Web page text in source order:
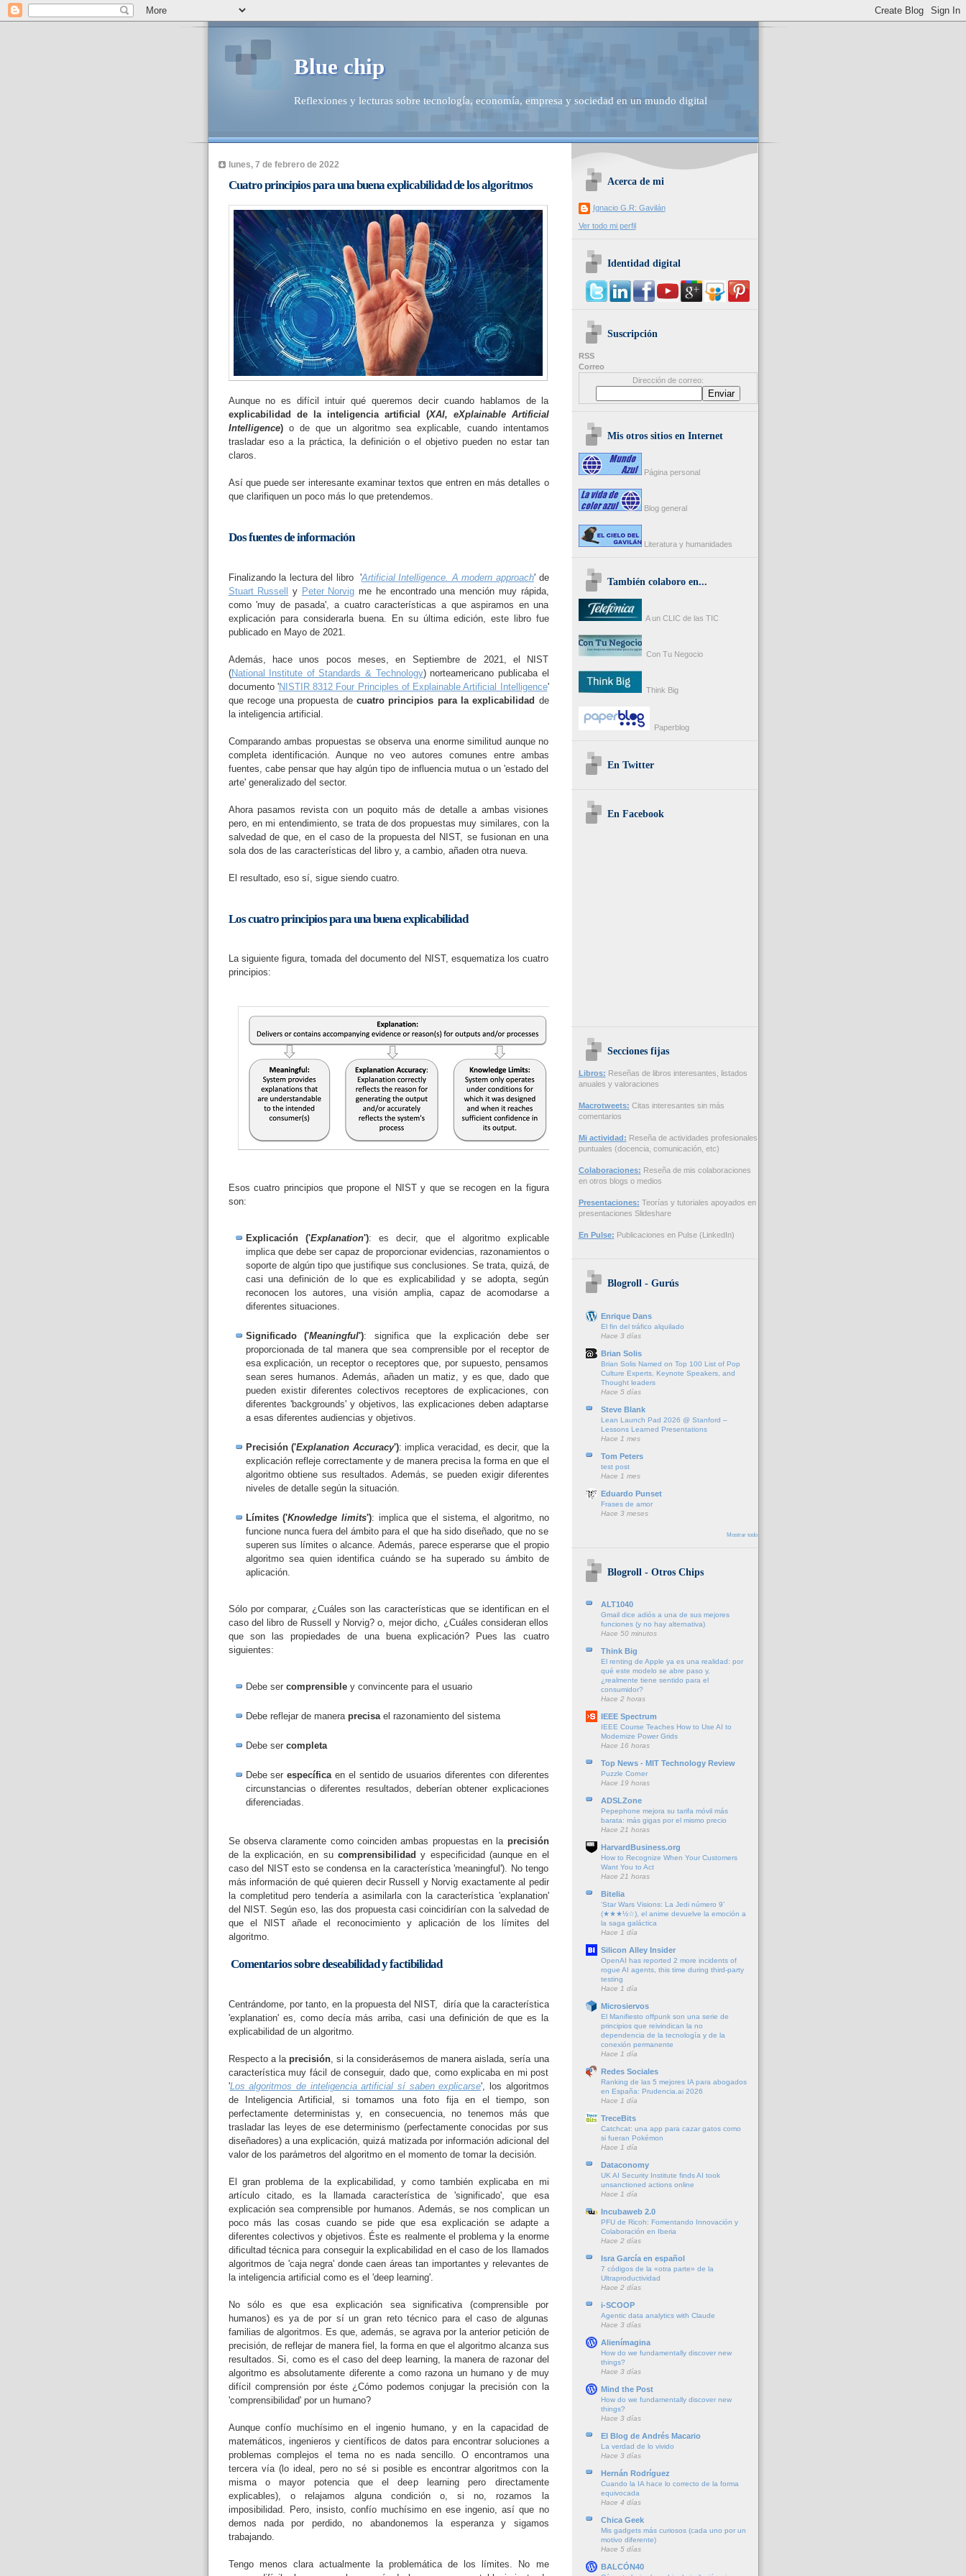
Blue chip
Reflexiones y lecturas sobre tecnología, economía, empresa y sociedad en un mundo digital
lunes, 7 de febrero de 2022
Cuatro principios para una buena explicabilidad de los algoritmos
Aunque no es difícil intuir qué queremos decir cuando hablamos de la
explicabilidad de la inteligencia artificial (XAI, eXplainable Artificial
Intelligence)o de que un algoritmo sea explicable, cuando intentamos
trasladar eso a la práctica, la definición o el objetivo pueden no estar tan
claros.
Así que puede ser interesante examinar textos que entren en más detalles o
que clarifiquen un poco más lo que pretendemos.
Dos fuentes de información
Finalizando la lectura del libro 'Artificial Intelligence. A modern approach' de
Stuart Russell y Peter Norvig me he encontrado una mención muy rápida,
como 'muy de pasada', a cuatro características a que aspiramos en una
explicación para considerarla buena. En su última edición, este libro fue
publicado en Mayo de 2021.
Además, hace unos pocos meses, en Septiembre de 2021, el NIST
(National Institute of Standards & Technology) norteamericano publicaba el
documento 'NISTIR 8312 Four Principles of Explainable Artificial Intelligence'
que recoge una propuesta de cuatro principios para la explicabilidad de
la inteligencia artificial.
Comparando ambas propuestas se observa una enorme similitud aunque no
completa identificación. Aunque no veo autores comunes entre ambas
fuentes, cabe pensar que hay algún tipo de influencia mutua o un 'estado del
arte' generalizado del sector.
Ahora pasamos revista con un poquito más de detalle a ambas visiones
pero, en mi entendimiento, se trata de dos propuestas muy similares, con la
salvedad de que, en el caso de la propuesta del NIST, se fusionan en una
sola dos de las características del libro y, a cambio, añaden otra nueva.
El resultado, eso sí, sigue siendo cuatro.
Los cuatro principios para una buena explicabilidad
La siguiente figura, tomada del documento del NIST, esquematiza los cuatro
principios:
Esos cuatro principios que propone el NIST y que se recogen en la figura
son:
Explicación ('Explanation'): es decir, que el algoritmo explicable
implica que debe ser capaz de proporcionar evidencias, razonamientos o
soporte de algún tipo que justifique sus conclusiones. Se trata, quizá, de
casi una definición de lo que es explicabilidad y se adopta, según
reconocen los autores, una visión amplia, capaz de acomodarse a
diferentes situaciones.
Significado ('Meaningful'): significa que la explicación debe ser
proporcionada de tal manera que sea comprensible por el receptor de
esa explicación, un receptor o receptores que, por supuesto, pensamos
sean seres humanos. Además, añaden un matiz, y es que, dado que
pueden existir diferentes colectivos receptores de explicaciones, con
diferentes 'backgrounds' y objetivos, las explicaciones deben adaptarse
a esas diferentes audiencias y objetivos.
Precisión ('Explanation Accuracy'): implica veracidad, es decir, que la
explicación refleje correctamente y de manera precisa la forma en que el
algoritmo obtiene sus resultados. Además, se pueden exigir diferentes
niveles de detalle según la situación.
Límites ('Knowledge limits'): implica que el sistema, el algoritmo, no
funcione nunca fuera del ámbito para el que ha sido diseñado, que no se
superen sus límites o alcance. Además, parece esperarse que el propio
algoritmo sea quien identifica cuándo se ha superado su ámbito de
aplicación.
Sólo por comparar, ¿Cuáles son las características que se identifican en el
caso del libro de Russell y Norvig? o, mejor dicho, ¿Cuáles consideran ellos
que son las propiedades de una buena explicación? Pues las cuatro
siguientes:
Debe ser comprensibley convincente para el usuario
Debe reflejar de manera precisael razonamiento del sistema
Debe ser completa
Debe serespecíficaen el sentido de usuarios diferentes con diferentes
circunstancias o diferentes resultados, deberían obtener explicaciones
diferenciadas.
Se observa claramente como coinciden ambas propuestas en la precisión
de la explicación, en su comprensibilidad y especificidad (aunque en el
caso del NIST esto se condensa en la característica 'meaningful'). No tengo
más información de qué quieren decir Russell y Norvig exactamente al pedir
la completitud pero tendería a asimilarla con la característica 'explanation'
del NIST. Según eso, las dos propuesta casi coincidirían con la salvedad de
que el NIST añade el reconocimiento y aplicación de los límites del
algoritmo.
Comentarios sobre deseabilidad y factibilidad
Centrándome, por tanto, en la propuesta del NIST, diría que la característica
'explanation' es, como decía más arriba, casi una definición de que es la
explicabilidad de un algoritmo.
Respecto a la precisión, si la considerásemos de manera aislada, sería una
característica muy fácil de conseguir, dado que, como explicaba en mi post
'Los algoritmos de inteligencia artificial sí saben explicarse', los algoritmos
de Inteligencia Artificial, si tomamos una foto fija en el tiempo, son
perfectamente deterministas y, en consecuencia, no tenemos más que
trasladar las leyes de ese determinismo (perfectamente conocidas por sus
diseñadores) a una explicación, quizá matizada por información adicional del
valor de los parámetros del algoritmo en el momento de tomar la decisión.
El gran problema de la explicabilidad, y como también explicaba en mi
artículo citado, es la llamada característica de 'significado', que esa
explicación sea comprensible por humanos. Además, se nos complican un
poco más las cosas cuando se pide que esa explicación se adapte a
diferentes colectivos y objetivos. Éste es realmente el problema y la enorme
dificultad técnica para conseguir la explicabilidad en el caso de los llamados
algoritmos de 'caja negra' donde caen áreas tan importantes y relevantes de
la inteligencia artificial como es el 'deep learning'.
No sólo es que esa explicación sea significativa (comprensible por
humanos) es ya de por sí un gran reto técnico para el caso de algunas
familias de algoritmos. Es que, además, se agrava por la anterior petición de
precisión, de reflejar de manera fiel, la forma en que el algoritmo alcanza sus
resultados. Si, como es el caso del deep learning, la manera de razonar del
algoritmo es absolutamente diferente a como razona un humano y de muy
difícil comprensión por éste ¿Cómo podemos conjugar la precisión con la
'comprensibilidad' por un humano?
Aunque confío muchísimo en el ingenio humano, y en la capacidad de
matemáticos, ingenieros y científicos de datos para encontrar soluciones a
problemas complejos el tema no es nada sencillo. O encontramos una
tercera vía (lo ideal, pero no sé si posible es encontrar algoritmos con la
misma o mayor potencia que el deep learning pero directamente
explicables), o relajamos alguna condición o, si no, rozamos la
imposibilidad. Pero, insisto, confío muchísimo en ese ingenio, así que no
demos nada por perdido, no abandonemos la esperanza y sigamos
trabajando.
Tengo menos clara actualmente la problemática de los límites. No me
Acerca de mi
Ignacio G.R: Gavilán
Ver todo mi perfil
Identidad digital
Suscripción
RSS
Correo
Dirección de correo:
Mis otros sitios en Internet
Página personal
Blog general
Literatura y humanidades
También colaboro en...
A un CLIC de las TIC
Con Tu Negocio
Think Big
Paperblog
En Twitter
En Facebook
Secciones fijas
Libros: Reseñas de libros interesantes, listados
anuales y valoraciones
Macrotweets: Citas interesantes sin más
comentarios
Mi actividad: Reseña de actividades profesionales
puntuales (docencia, comunicación, etc)
Colaboraciones: Reseña de mis colaboraciones
en otros blogs o medios
Presentaciones: Teorías y tutoriales apoyados en
presentaciones Slideshare
En Pulse: Publicaciones en Pulse (LinkedIn)
Blogroll - Gurús
Enrique Dans
El fin del tráfico alquilado
Hace 3 días
Brian Solis
Brian Solis Named on Top 100 List of Pop
Culture Experts, Keynote Speakers, and
Thought leaders
Hace 5 días
Steve Blank
Lean Launch Pad 2026 @ Stanford –
Lessons Learned Presentations
Hace 1 mes
Tom Peters
test post
Hace 1 mes
Eduardo Punset
Frases de amor
Hace 3 meses
Mostrar todo
Blogroll - Otros Chips
ALT1040
Gmail dice adiós a una de sus mejores
funciones (y no hay alternativa)
Hace 50 minutos
Think Big
El renting de Apple ya es una realidad: por
qué este modelo se abre paso y,
¿realmente tiene sentido para el
consumidor?
Hace 2 horas
IEEE Spectrum
IEEE Course Teaches How to Use AI to
Modernize Power Grids
Hace 16 horas
Top News - MIT Technology Review
Puzzle Corner
Hace 19 horas
ADSLZone
Pepephone mejora su tarifa móvil más
barata: más gigas por el mismo precio
Hace 21 horas
HarvardBusiness.org
How to Recognize When Your Customers
Want You to Act
Hace 21 horas
Bitelia
‘Star Wars Visions: La Jedi número 9’
(★★★½☆), el anime devuelve la emoción a
la saga galáctica
Hace 1 día
Silicon Alley Insider
OpenAI has reported 2 more incidents of
rogue AI agents, this time during third-party
testing
Hace 1 día
Microsiervos
El Manifiesto offpunk son una serie de
principios que reivindican la no
dependencia de la tecnología y de la
conexión permanente
Hace 1 día
Redes Sociales
Ranking de las 5 mejores IA para abogados
en España: Prudencia.ai 2026
Hace 1 día
TreceBits
Catchcat: una app para cazar gatos como
si fueran Pokémon
Hace 1 día
Dataconomy
UK AI Security Institute finds AI took
unsanctioned actions online
Hace 1 día
Incubaweb 2.0
PFU de Ricoh: Fomentando Innovación y
Colaboración en Iberia
Hace 2 días
Isra García en español
7 códigos de la «otra parte» de la
Ultraproductividad
Hace 2 días
i-SCOOP
Agentic data analytics with Claude
Hace 3 días
Alienímagina
How do we fundamentally discover new
things?
Hace 3 días
Mind the Post
How do we fundamentally discover new
things?
Hace 3 días
El Blog de Andrés Macario
La verdad de lo vivido
Hace 3 días
Hernán Rodríguez
Cuando la IA hace lo correcto de la forma
equivocada
Hace 4 días
Chica Geek
Mis gadgets más curiosos (cada uno por un
motivo diferente)
Hace 5 días
BALCÓN40